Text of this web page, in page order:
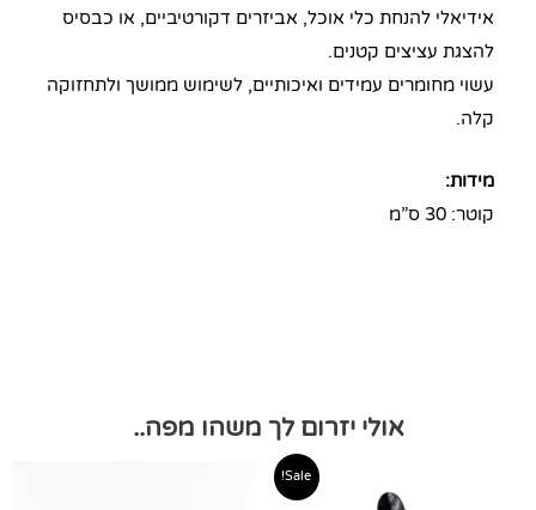
אידיאלי להנחת כלי אוכל, אביזרים דקורטיביים, או כבסיס
להצגת עציצים קטנים.
עשוי מחומרים עמידים ואיכותיים, לשימוש ממושך ולתחזוקה
קלה.
מידות:
קוטר: 30 ס”מ
אולי יזרום לך משהו מפה..
Sale! טווח
מחירים:
זה